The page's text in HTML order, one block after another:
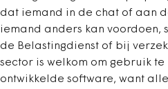
dat iemand in de chat of aan
iemand anders kan voordoen,
de Belastingdienst of bij
sector is welkom om gebruik te
ontwikkelde software, want